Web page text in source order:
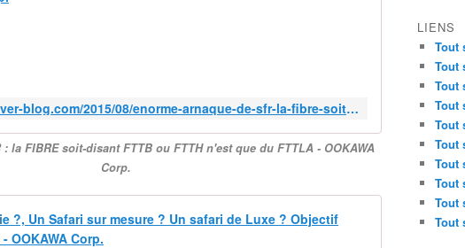
m
R
http://ookawa-corp.over-blog.com/2015/08/enorme-arnaque-de-sfr-la-fibre-soit-disant-fttb-ou-ftth-n-est-que-du-fttla.html
: la FIBRE soit-disant FTTB ou FTTH n'est que du FTTLA - OOKAWA
Corp.
Que faire
LIENS
Tout
Tout
Tout
Tout
Tout
Tout
Tout
Tout
Tout
Tout